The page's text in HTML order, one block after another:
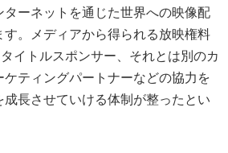
ーネットを通じた世界への映像配
。メディアから得られる放映権料
イトルスポンサー、それとは別のカ
ティングパートナーなどの協力を
長させていける体制が整ったとい